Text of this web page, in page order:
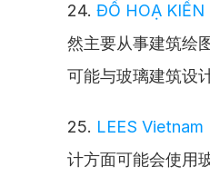
24. ĐỒ HOẠ KIẾN
然主要从事建筑绘
可能与玻璃建筑设
25. LEES Vietnam
计方面可能会使用